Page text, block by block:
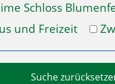
Schloss
und Freizeit
Suche